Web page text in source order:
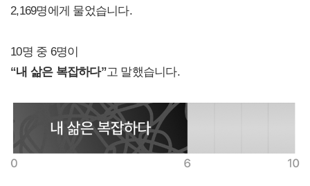
2,169명에게 물었습니다.
10명 중 6명이
“내 삶은 복잡하다”고 말했습니다.